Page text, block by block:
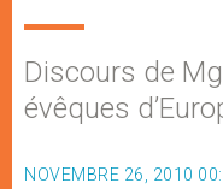
Discours de
évêques
NOVEMBRE 26, 2010